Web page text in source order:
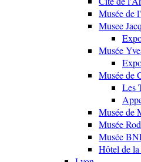
Musée de
Musee
Musée
Musée de
Les
Musée de
Musée
Musée
Hôtel de